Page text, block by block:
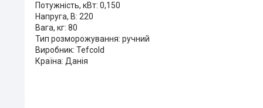
Потужність, кВт: 0,150
Напруга, В: 220
Вага, кг: 80
Тип розморожування: ручний
Виробник: Tefcold
Країна: Данія